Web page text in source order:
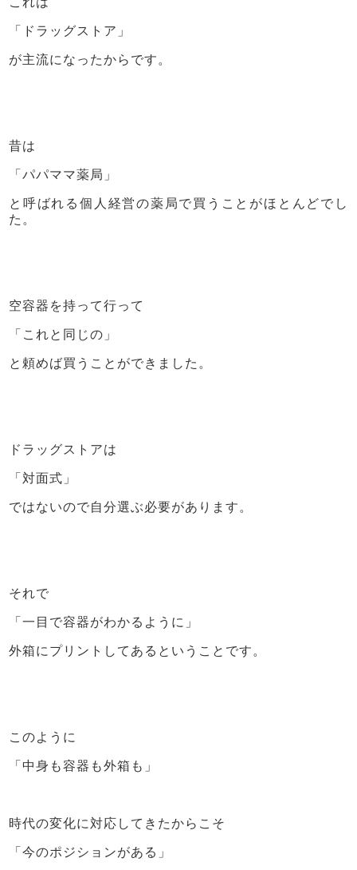
「ドラッグストア」
が主流になったからです。
昔は
「パパママ薬局」
と呼ばれる個人経営の薬局で買うことがほとんどでし
た。
空容器を持って行って
「これと同じの」
と頼めば買うことができました。
ドラッグストアは
「対面式」
ではないので自分選ぶ必要があります。
それで
「一目で容器がわかるように」
外箱にプリントしてあるということです。
このように
「中身も容器も外箱も」
時代の変化に対応してきたからこそ
「今のポジションがある」